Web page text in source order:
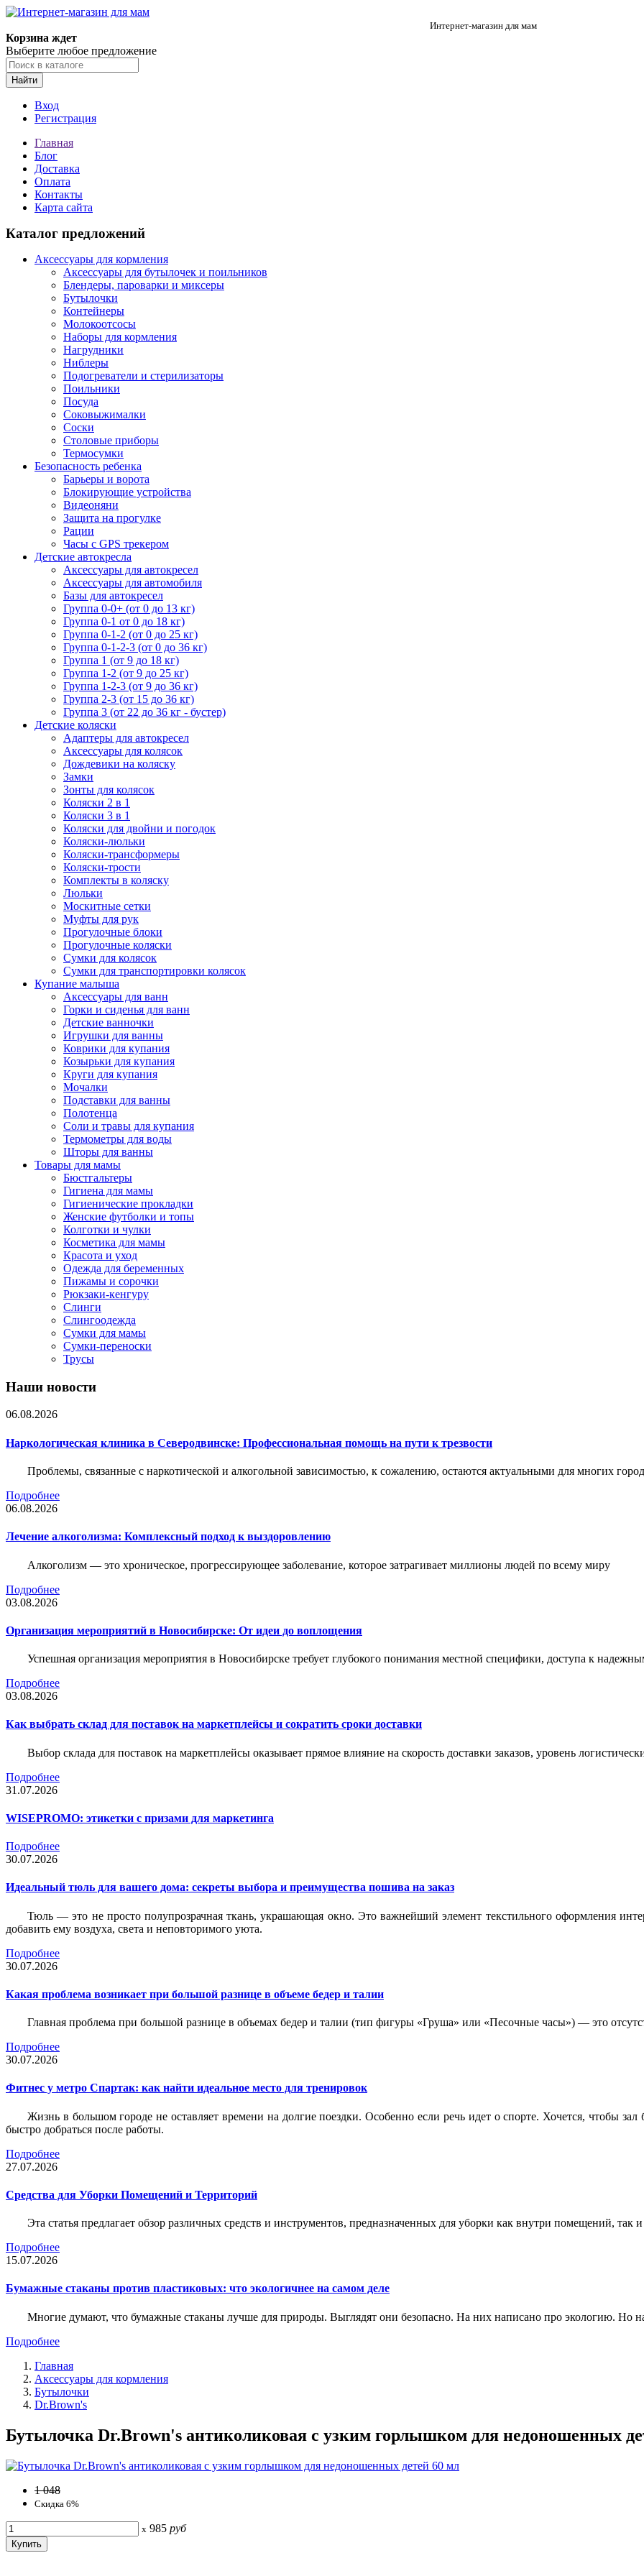
Интернет-магазин для мам
Корзина ждет
Выберите любое предложение
Найти
Вход
Регистрация
Главная
Блог
Доставка
Оплата
Контакты
Карта сайта
Каталог предложений
Аксессуары для кормления
Аксессуары для бутылочек и поильников
Блендеры, пароварки и миксеры
Бутылочки
Контейнеры
Молокоотсосы
Наборы для кормления
Нагрудники
Ниблеры
Подогреватели и стерилизаторы
Поильники
Посуда
Соковыжималки
Соски
Столовые приборы
Термосумки
Безопасность ребенка
Барьеры и ворота
Блокирующие устройства
Видеоняни
Защита на прогулке
Рации
Часы с GPS трекером
Детские автокресла
Аксессуары для автокресел
Аксессуары для автомобиля
Базы для автокресел
Группа 0-0+ (от 0 до 13 кг)
Группа 0-1 от 0 до 18 кг)
Группа 0-1-2 (от 0 до 25 кг)
Группа 0-1-2-3 (от 0 до 36 кг)
Группа 1 (от 9 до 18 кг)
Группа 1-2 (от 9 до 25 кг)
Группа 1-2-3 (от 9 до 36 кг)
Группа 2-3 (от 15 до 36 кг)
Группа 3 (от 22 до 36 кг - бустер)
Детские коляски
Адаптеры для автокресел
Аксессуары для колясок
Дождевики на коляску
Замки
Зонты для колясок
Коляски 2 в 1
Коляски 3 в 1
Коляски для двойни и погодок
Коляски-люльки
Коляски-трансформеры
Коляски-трости
Комплекты в коляску
Люльки
Москитные сетки
Муфты для рук
Прогулочные блоки
Прогулочные коляски
Сумки для колясок
Сумки для транспортировки колясок
Купание малыша
Аксессуары для ванн
Горки и сиденья для ванн
Детские ванночки
Игрушки для ванны
Коврики для купания
Козырьки для купания
Круги для купания
Мочалки
Подставки для ванны
Полотенца
Соли и травы для купания
Термометры для воды
Шторы для ванны
Товары для мамы
Бюстгальтеры
Гигиена для мамы
Гигиенические прокладки
Женские футболки и топы
Колготки и чулки
Косметика для мамы
Красота и уход
Одежда для беременных
Пижамы и сорочки
Рюкзаки-кенгуру
Слинги
Слингоодежда
Сумки для мамы
Сумки-переноски
Трусы
Наши новости
06.08.2026
Наркологическая клиника в Северодвинске: Профессиональная помощь на пути к трезвости
Проблемы, связанные с наркотической и алкогольной зависимостью, к сожалению, остаются актуальными для многих
Подробнее
06.08.2026
Лечение алкоголизма: Комплексный подход к выздоровлению
Алкоголизм — это хроническое, прогрессирующее заболевание, которое затрагивает миллионы людей по всему миру
Подробнее
03.08.2026
Организация мероприятий в Новосибирске: От идеи до воплощения
Успешная организация мероприятия в Новосибирске требует глубокого понимания местной специфики, доступа к
Подробнее
03.08.2026
Как выбрать склад для поставок на маркетплейсы и сократить сроки доставки
Выбор склада для поставок на маркетплейсы оказывает прямое влияние на скорость доставки заказов, уровень
Подробнее
31.07.2026
WISEPROMO: этикетки с призами для маркетинга
Подробнее
30.07.2026
Идеальный тюль для вашего дома: секреты выбора и преимущества пошива на заказ
Тюль — это не просто полупрозрачная ткань, украшающая окно. Это важнейший элемент текстильного оформления
добавить ему воздуха, света и неповторимого уюта.
Подробнее
30.07.2026
Какая проблема возникает при большой разнице в объеме бедер и талии
Главная проблема при большой разнице в объемах бедер и талии (тип фигуры «Груша» или «Песочные часы») — это
Подробнее
30.07.2026
Фитнес у метро Спартак: как найти идеальное место для тренировок
Жизнь в большом городе не оставляет времени на долгие поездки. Особенно если речь идет о спорте. Хочется, чтобы
быстро добраться после работы.
Подробнее
27.07.2026
Средства для Уборки Помещений и Территорий
Эта статья предлагает обзор различных средств и инструментов, предназначенных для уборки как внутри помещений, так
Подробнее
15.07.2026
Бумажные стаканы против пластиковых: что экологичнее на самом деле
Многие думают, что бумажные стаканы лучше для природы. Выглядят они безопасно. На них написано про экологию. Но на
Подробнее
Главная
Аксессуары для кормления
Бутылочки
Dr.Brown's
Бутылочка Dr.Brown's антиколиковая с узким горлышком для недоношенных
1 048
Скидка 6%
x 985 руб